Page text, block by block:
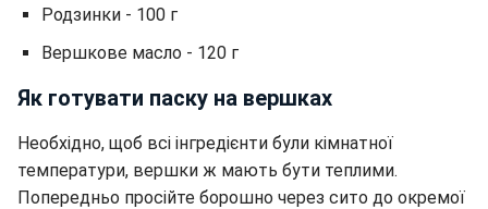
Родзинки - 100 г
Вершкове масло - 120 г
Як готувати паску на вершках
Необхідно, щоб всі інгредієнти були кімнатної
температури, вершки ж мають бути теплими.
Попередньо просійте борошно через сито до окремої